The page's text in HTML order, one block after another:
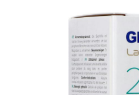
Glucoject